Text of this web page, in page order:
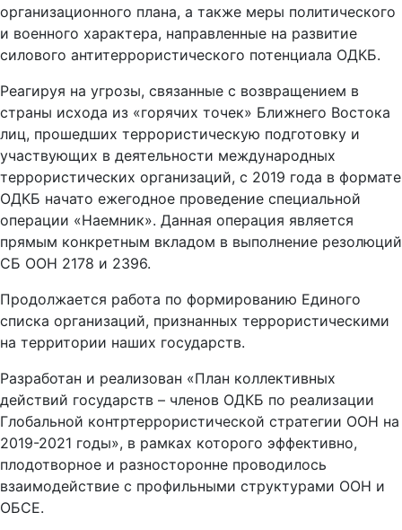
организационного плана, а также меры политического
и военного характера, направленные на развитие
силового антитеррористического потенциала ОДКБ.
Реагируя на угрозы, связанные с возвращением в
страны исхода из «горячих точек» Ближнего Востока
лиц, прошедших террористическую подготовку и
участвующих в деятельности международных
террористических организаций, с 2019 года в формате
ОДКБ начато ежегодное проведение специальной
операции «Наемник». Данная операция является
прямым конкретным вкладом в выполнение резолюций
СБ ООН 2178 и 2396.
Продолжается работа по формированию Единого
списка организаций, признанных террористическими
на территории наших государств.
Разработан и реализован «План коллективных
действий государств – членов ОДКБ по реализации
Глобальной контртеррористической стратегии ООН на
2019-2021 годы», в рамках которого эффективно,
плодотворное и разносторонне проводилось
взаимодействие с профильными структурами ООН и
ОБСЕ.